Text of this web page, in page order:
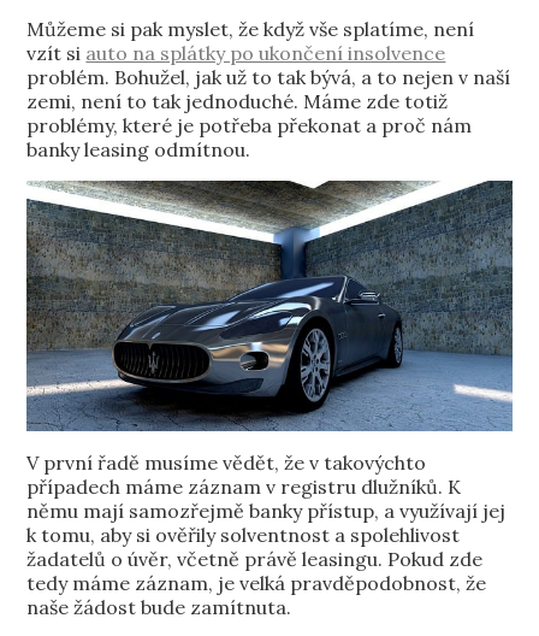
Můžeme si pak myslet, že když vše splatíme, není
vzít si auto na splátky po ukončení insolvence
problém. Bohužel, jak už to tak bývá, a to nejen v naší
zemi, není to tak jednoduché. Máme zde totiž
problémy, které je potřeba překonat a proč nám
banky leasing odmítnou.
V první řadě musíme vědět, že v takovýchto
případech máme záznam v registru dlužníků. K
němu mají samozřejmě banky přístup, a využívají jej
k tomu, aby si ověřily solventnost a spolehlivost
žadatelů o úvěr, včetně právě leasingu. Pokud zde
tedy máme záznam, je velká pravděpodobnost, že
naše žádost bude zamítnuta.